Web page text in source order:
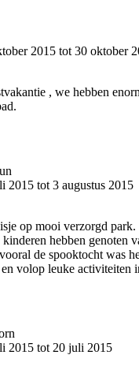
2015 tot 30 oktober
, we hebben
2015 tot 3 augustus 2015
op mooi verzorgd
hebben genoten
de spooktocht was
volop leuke activiteiten
2015 tot 20 juli 2015